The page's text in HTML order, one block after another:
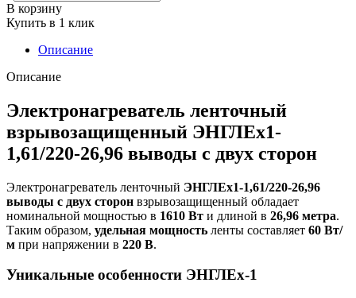
В корзину
Купить в 1 клик
Описание
Описание
Электронагреватель ленточный
взрывозащищенный ЭНГЛЕх1-
1,61/220-26,96 выводы с двух сторон
Электронагреватель ленточный ЭНГЛЕх1-1,61/220-26,96
выводы с двух сторон взрывозащищенный обладает
номинальной мощностью в 1610 Вт и длиной в 26,96 метра.
Таким образом, удельная мощность ленты составляет 60 Вт/
м при напряжении в 220 В.
Уникальные особенности ЭНГЛЕх-1